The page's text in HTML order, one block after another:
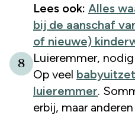
Lees ook: Alles
bij de aanschaf
of nieuwe)
8
Luieremmer,
Op veel
luieremmer.
erbij, maar